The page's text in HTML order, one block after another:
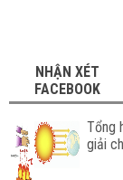
NHẬN XÉT
FACEBOOK
Tổng
giải